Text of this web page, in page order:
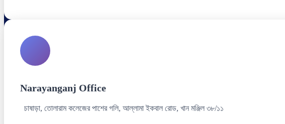
Narayanganj Office
চাষাড়া, তোলারাম কলেজের পাশের গলি, আল্লামা ইকবাল রোড, খান মঞ্জিল ৩৮/১১